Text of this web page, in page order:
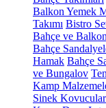
Balkon Yemek
Takımı Bistro
Bahçe ve
Bahçe
Hamak Bahçe
ve Bungalov
Kamp
Sinek Kovucular